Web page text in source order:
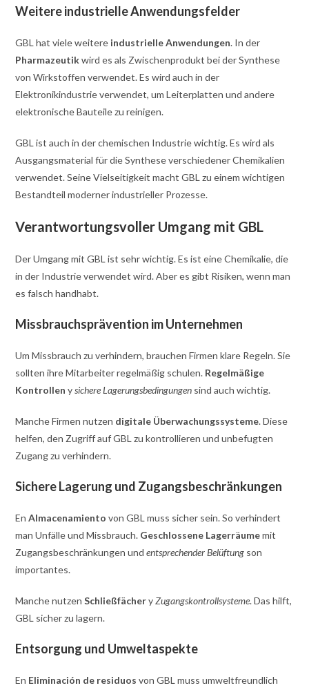
Weitere industrielle Anwendungsfelder
GBL hat viele weitere industrielle Anwendungen. In der
Pharmazeutikwird es als Zwischenprodukt bei der Synthese
von Wirkstoffen verwendet. Es wird auch in der
Elektronikindustrie verwendet, um Leiterplatten und andere
elektronische Bauteile zu reinigen.
GBL ist auch in der chemischen Industrie wichtig. Es wird als
Ausgangsmaterial für die Synthese verschiedener Chemikalien
verwendet. Seine Vielseitigkeit macht GBL zu einem wichtigen
Bestandteil moderner industrieller Prozesse.
Verantwortungsvoller Umgang mit GBL
Der Umgang mit GBL ist sehr wichtig. Es ist eine Chemikalie, die
in der Industrie verwendet wird. Aber es gibt Risiken, wenn man
es falsch handhabt.
Missbrauchsprävention im Unternehmen
Um Missbrauch zu verhindern, brauchen Firmen klare Regeln. Sie
sollten ihre Mitarbeiter regelmäßig schulen. Regelmäßige
Kontrollen ysichere Lagerungsbedingungen sind auch wichtig.
Manche Firmen nutzen digitale Überwachungssysteme. Diese
helfen, den Zugriff auf GBL zu kontrollieren und unbefugten
Zugang zu verhindern.
Sichere Lagerung und Zugangsbeschränkungen
EnAlmacenamiento von GBL muss sicher sein. So verhindert
man Unfälle und Missbrauch. Geschlossene Lagerräumemit
Zugangsbeschränkungen undentsprechender Belüftung son
importantes.
Manche nutzenSchließfächeryZugangskontrollsysteme. Das hilft,
GBL sicher zu lagern.
Entsorgung und Umweltaspekte
En Eliminación de residuos von GBL muss umweltfreundlich